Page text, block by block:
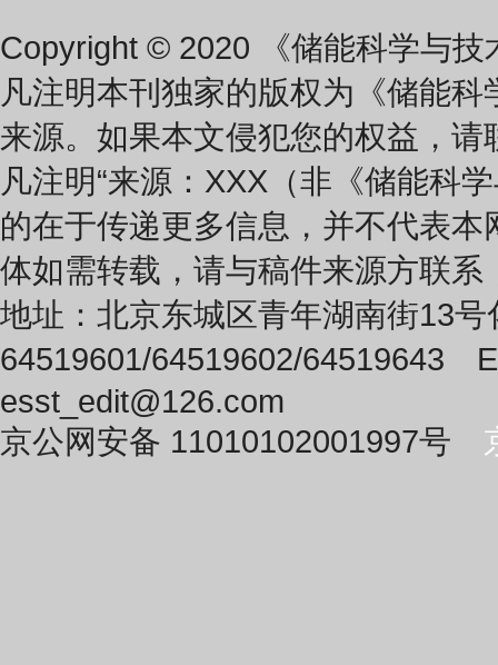
Copyright © 2020 《储能科学与
凡注明本刊独家的版权为《储能
来源。如果本文侵犯您的权益，请
凡注明“来源：XXX（非《储能科
的在于传递更多信息，并不代表
体如需转载，请与稿件来源方联
地址：北京东城区青年湖南街13
64519601/64519602/64519643
esst_edit@126.com
京公网安备 11010102001997号